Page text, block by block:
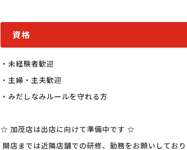
資格
・未経験者歓迎
・主婦・主夫歓迎
・みだしなみルールを守れる方
☆ 加茂店は出店に向けて準備中です ☆
開店までは近隣店舗での研修、勤務をお願いしており